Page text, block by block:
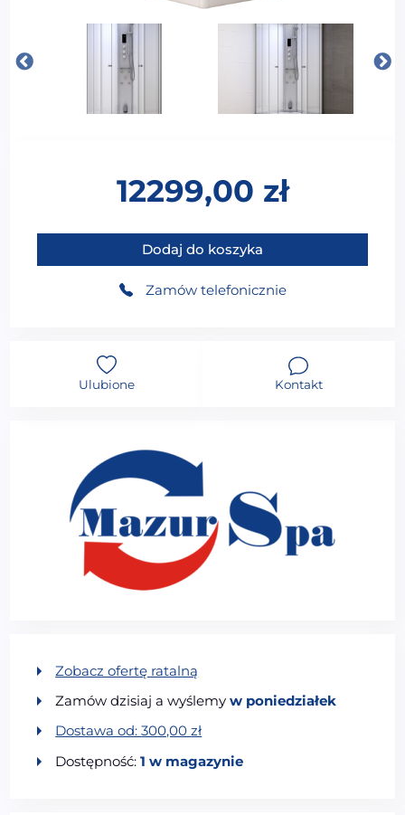
12299,00 zł
ilość MUE-AS1010 BIAŁA Kabina prysznicowa z
Dodaj do koszyka
Zamów telefonicznie
Ulubione Kontakt
Zobacz ofertę ratalną
Zamów dzisiaj a wyślemyw poniedziałek
Dostawa od:300,00zł
Dostępność:1 w magazynie